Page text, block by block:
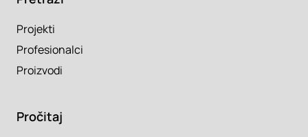
Projekti
Profesionalci
Proizvodi
Pročitaj